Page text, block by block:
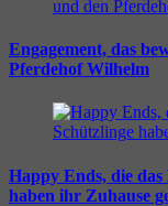
Engagement, das
Pferdehof Wilhelm
Happy Ends, die
haben ihr Zuhause